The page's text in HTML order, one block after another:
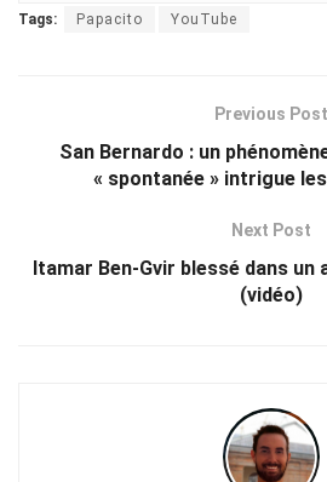
Tags: Papacito YouTube
Previous Post
San Bernardo : un
« spontanée » intrigue
Next Post
Itamar Ben-Gvir blessé dans
(vidéo)